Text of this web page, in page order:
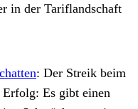
in der Tariflandschaft
: Der Streik beim
Es gibt einen